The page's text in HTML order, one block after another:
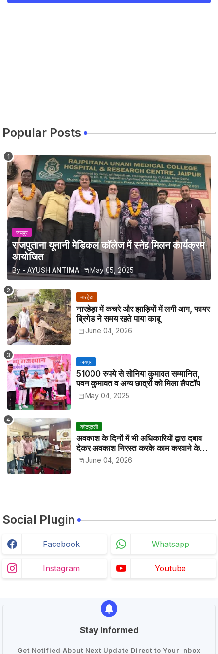
Popular Posts
जयपुर
राजपुताना यूनानी मेडिकल कॉलेज में स्नेह मिलन कार्यक्रम
आयोजित
By - AYUSH ANTIMA May 05, 2025
नारहेड़ा
नारहेड़ा में कचरे और झाड़ियों में लगी आग, फायर
ब्रिगेड ने समय रहते पाया काबू
June 04, 2026
जयपुर
51000 रुपये से सोनिया कुमावत सम्मानित,
पवन कुमावत व अन्य छात्रों को मिला लैपटॉप
May 04, 2025
कोटपूतली
अवकाश के दिनों में भी अधिकारियों द्वारा दबाव
देकर अवकाश निरस्त करके काम करवाने के
विरोध में कर्मचारियों ने जिला कलेक्टर को सीएस
June 04, 2026
Social Plugin
Facebook Whatsapp
Instagram Youtube
Stay Informed
Get Notified About Next Update Direct to Your inbox